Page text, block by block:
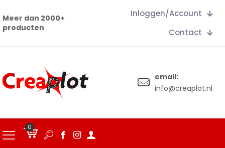
Meer dan 2000+
producten
Inloggen/Account
Contact
email:
info@creaplot.nl
0